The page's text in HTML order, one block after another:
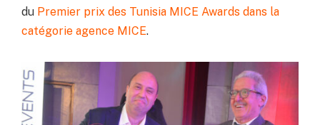
du Premier prix des Tunisia MICE Awards dans la
catégorie agence MICE.